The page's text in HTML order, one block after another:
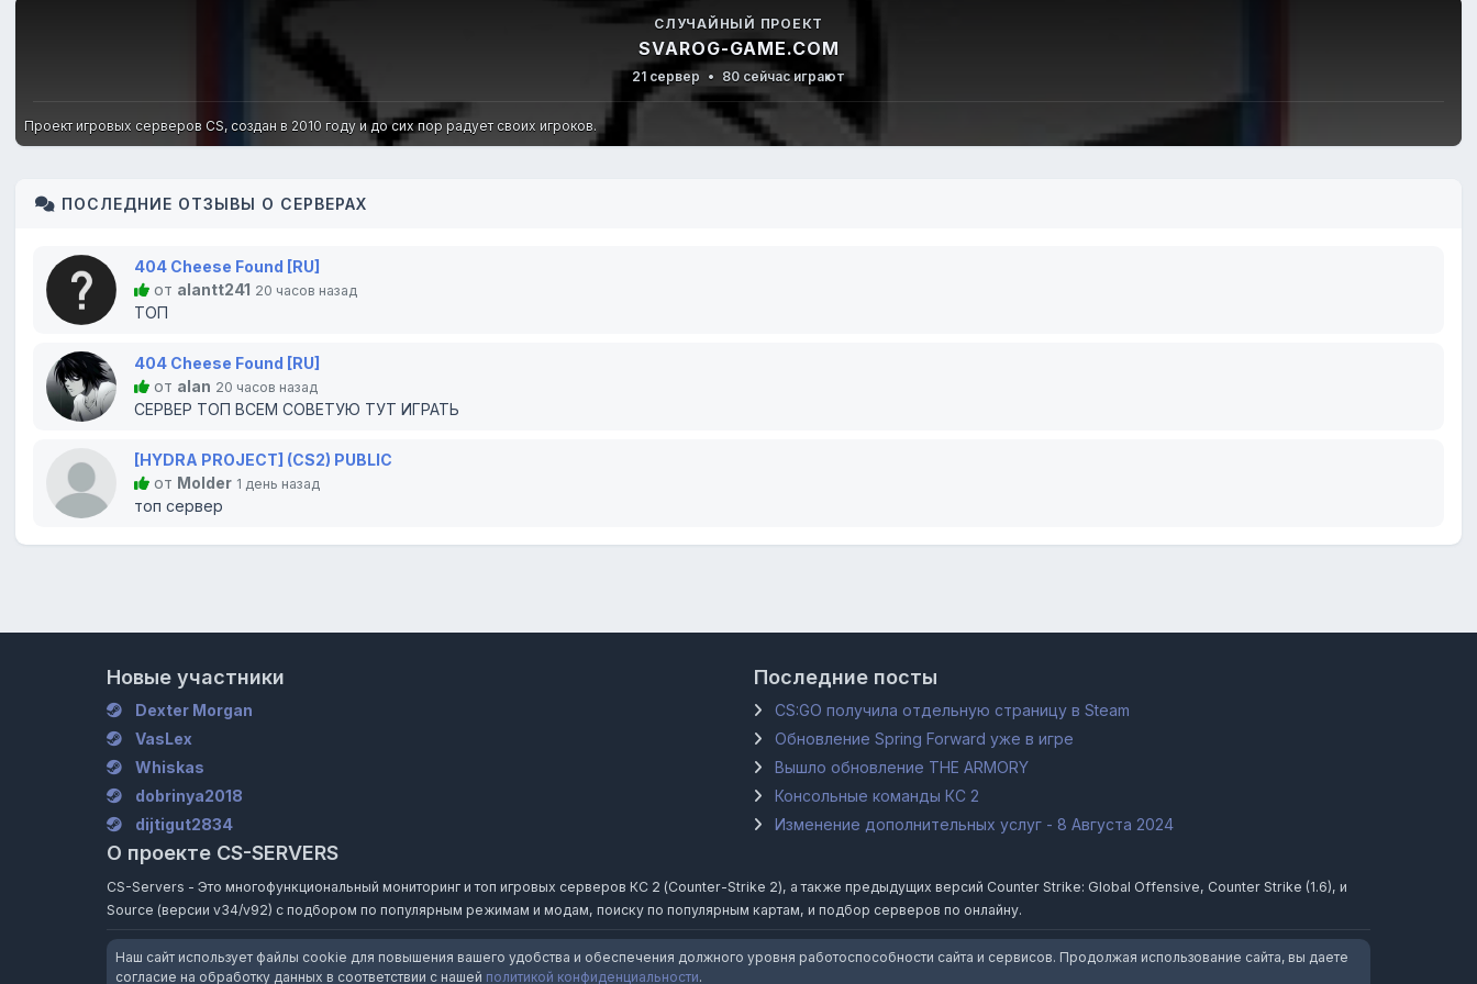
СЛУЧАЙНЫЙ ПРОЕКТ
SVAROG-GAME.COM
21 сервер • 80 сейчас играют
Проект игровых серверов CS, создан в 2010 году и до сих пор радует своих игроков.
ПОСЛЕДНИЕ ОТЗЫВЫ О СЕРВЕРАХ
404 Cheese Found [RU]
от alantt241 20 часов назад
ТОП
404 Cheese Found [RU]
от alan 20 часов назад
СЕРВЕР ТОП ВСЕМ СОВЕТУЮ ТУТ ИГРАТЬ
[HYDRA PROJECT] (CS2) PUBLIC
от Molder 1 день назад
топ сервер
Новые участники
Dexter Morgan
VasLex
Whiskas
dobrinya2018
dijtigut2834
Последние посты
CS:GO получила отдельную страницу в Steam
Обновление Spring Forward уже в игре
Вышло обновление THE ARMORY
Консольные команды КС 2
Изменение дополнительных услуг - 8 Августа 2024
О проекте CS-SERVERS
CS-Servers - Это многофункциональный мониторинг и топ игровых серверов КС 2 (Counter-Strike 2), а также предыдущих версий Counter Strike: Global Offensive, Counter Strike (1.6), и
Source (версии v34/v92) с подбором по популярным режимам и модам, поиску по популярным картам, и подбор серверов по онлайну.
Наш сайт использует файлы cookie для повышения вашего удобства и обеспечения должного уровня работоспособности сайта и сервисов. Продолжая использование сайта, вы даете
согласие на обработку данных в соответствии с нашей политикой конфиденциальности.